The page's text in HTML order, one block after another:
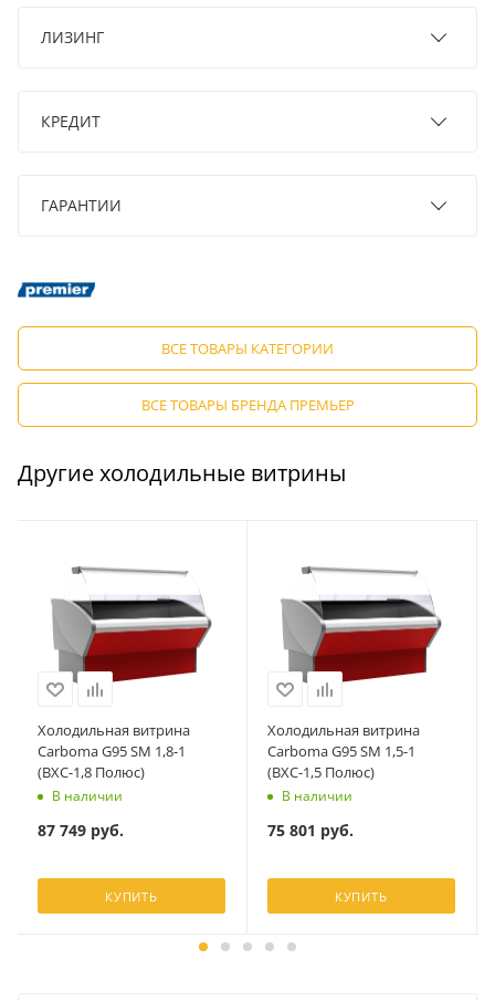
ЛИЗИНГ
КРЕДИТ
ГАРАНТИИ
ВСЕ ТОВАРЫ КАТЕГОРИИ
ВСЕ ТОВАРЫ БРЕНДА ПРЕМЬЕР
Другие холодильные витрины
Холодильная витрина
Carboma G95 SM 1,8-1
(ВХС-1,8 Полюс)
В наличии
87 749руб.
КУПИТЬ
Холодильная витрина
Carboma G95 SM 1,5-1
(ВХС-1,5 Полюс)
В наличии
75 801 руб.
КУПИТЬ